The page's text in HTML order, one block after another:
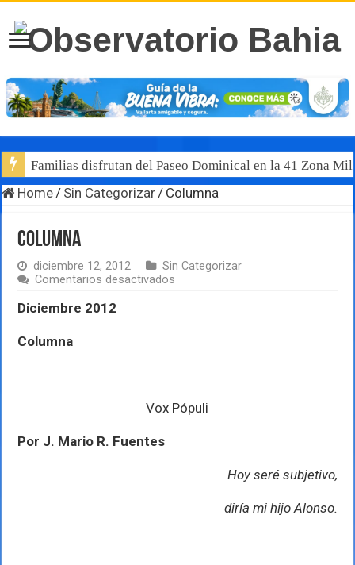
Familias disfrutan del Paseo Dominical en la 41 Zona
Home / Sin Categorizar / Columna
Columna
diciembre 12, 2012
Sin Categorizar
Comentarios desactivados
Diciembre 2012
Columna
Vox Pópuli
Por J. Mario R. Fuentes
Hoy seré subjetivo,
diría mi hijo Alonso.